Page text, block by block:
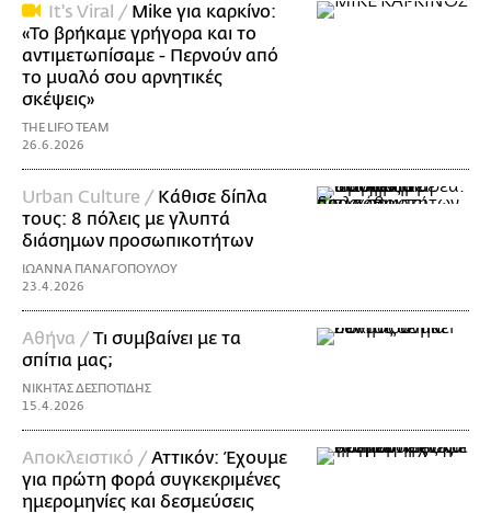
It's Viral / Mike για καρκίνο:
«Το βρήκαμε γρήγορα και το
αντιμετωπίσαμε - Περνούν από
το μυαλό σου αρνητικές
σκέψεις»
THE LIFO TEAM
26.6.2026
Urban Culture / Κάθισε δίπλα
τους: 8 πόλεις με γλυπτά
διάσημων προσωπικοτήτων
ΙΩΑΝΝΑ ΠΑΝΑΓΟΠΟΥΛΟΥ
23.4.2026
Aθήνα /Τι συμβαίνει με τα
σπίτια μας;
ΝΙΚΗΤΑΣ ΔΕΣΠΟΤΙΔΗΣ
15.4.2026
Αποκλειστικό /Αττικόν: Έχουμε
για πρώτη φορά συγκεκριμένες
ημερομηνίες και δεσμεύσεις